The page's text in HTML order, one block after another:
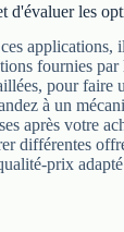
d'évaluer les
applications,
fournies
pour
à un
après votre
différentes
prix